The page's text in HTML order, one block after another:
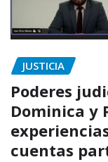
JUSTICIA
Poderes
Dominica y
cuentas